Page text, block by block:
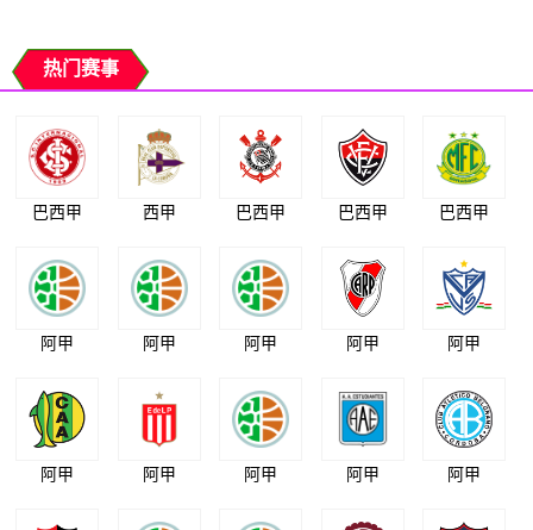
热门赛事
巴西甲 西甲 巴西甲 巴西甲 巴西甲
阿甲 阿甲 阿甲 阿甲 阿甲
阿甲 阿甲 阿甲 阿甲 阿甲